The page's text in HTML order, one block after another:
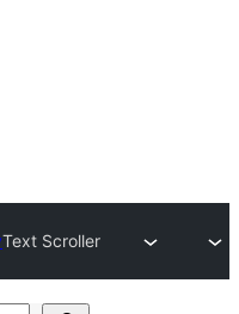
Text Scroller